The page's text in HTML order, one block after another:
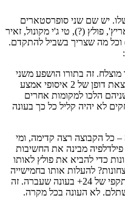
יש שם שני סופרסטארים
פולץ (?), טי ג'י מקונול, זאיר
וכל מה שצריך בשביל להתקדם.
מוצלח. זה בתורו הושפע משני
אלמנטים: לוח משחקים קליל, ותרומה יוצאת דופן של 2 איסופי אמצע
הלכו למקומות אחרים
לא יהיה קליל כל כך בעונה
– כל הקבוצה רצה קדימה, ומי
מבינה את החשיבות
כדי להביא את פולץ לאותו
להעלות אותו בחמישייה
במקום רדיק, חמישייה שעשתה דירוג התקפי של 24+ בעונה שעברה. זה
לא העונה בכל מקרה.